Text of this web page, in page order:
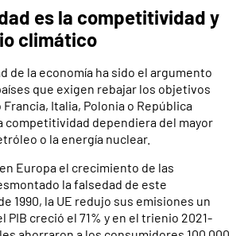
es la competitividad y
climático
de la economía ha sido el argumento
que exigen rebajar los objetivos
Italia, Polonia o República
competitividad dependiera del mayor
o la energía nuclear.
Europa el crecimiento de las
la falsedad de este
1990, la UE redujo sus emisiones un
PIB creció el 71% y en el trienio 2021-